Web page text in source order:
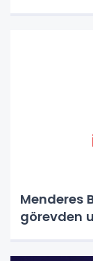
Menderes
görevden